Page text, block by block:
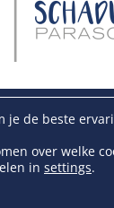
© 2026.
je de beste
over welke
in settings.